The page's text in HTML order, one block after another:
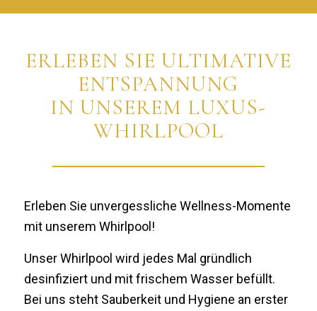
ERLEBEN SIE ULTIMATIVE
ENTSPANNUNG
IN UNSEREM LUXUS-
WHIRLPOOL
Erleben Sie unvergessliche Wellness-Momente
mit unserem Whirlpool!
Unser Whirlpool wird jedes Mal gründlich
desinfiziert und mit frischem Wasser befüllt.
Bei uns steht Sauberkeit und Hygiene an erster